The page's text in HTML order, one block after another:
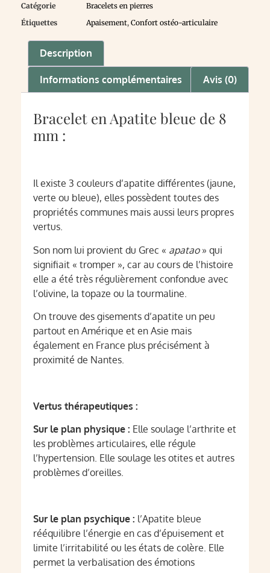
Catégorie
Bracelets en pierres
Étiquettes
Apaisement, Confort ostéo-articulaire
Description
Informations complémentaires Avis (0)
Bracelet en Apatite bleue de 8
mm :
Il existe 3 couleurs d’apatite différentes (jaune,
verte ou bleue), elles possèdent toutes des
propriétés communes mais aussi leurs propres
vertus.
Son nom lui provient du Grec « apatao» qui
signifiait « tromper », car au cours de l’histoire
elle a été très régulièrement confondue avec
l’olivine, la topaze ou la tourmaline.
On trouve des gisements d’apatite un peu
partout en Amérique et en Asie mais
également en France plus précisément à
proximité de Nantes.
Vertus thérapeutiques :
Sur le plan physique : Elle soulage l’arthrite et
les problèmes articulaires, elle régule
l’hypertension. Elle soulage les otites et autres
problèmes d’oreilles.
Sur le plan psychique : l’Apatite bleue
rééquilibre l’énergie en cas d’épuisement et
limite l’irritabilité ou les états de colère. Elle
permet la verbalisation des émotions